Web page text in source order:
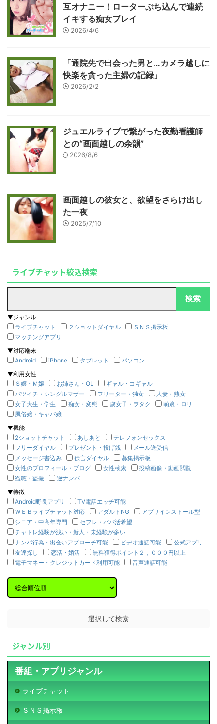
互オナニー！ローターぶち込んで連続
イキする痴女プレイ
2026/4/6
「通院先で出会った男と…カメラ越しに
快楽を貪った主婦の記録」
2026/2/2
ジュエルライブで繋がった夜勤看護師
との“画面越しの余韻”
2026/8/6
画面越しの彼女と、欲望をさらけ出し
た一夜
2025/7/10
ライブチャット絞込検索
▼ジャンル
ライブチャット
２ショットダイヤル
ＳＮＳ掲示板
マッチングアプリ
▼対応端末
Android
iPhone タブレット
パソコン
▼利用女性
Ｓ嬢・Ｍ嬢
お姉さん・OL
ギャル・コギャル
バツイチ・シングルマザー
フリーター・独女
人妻・熟女
女子大生・学生
痴女・変態 腐女子・ヲタク
萌娘・ロリ
風俗嬢・キャバ嬢
▼機能
2ショットチャット
あしあと
テレフォンセックス
フリーダイヤル
プレゼント・投げ銭
メール送受信
メッセージ書込み
伝言ダイヤル
募集掲示板
女性のプロフィール・ブログ
女性検索
投稿画像・動画閲覧
盗聴・盗撮
逆ナンパ
▼特徴
Android野良アプリ
TV電話エッチ可能
ＷＥＢライブチャット対応
アダルトNG
アプリインストール型
シニア・中高年専門
セフレ・パパ活希望
チャトレ経験が浅い・新人・未経験が多い
ナンパ行為・出会いアプローチ可能
ビデオ通話可能
公式アプリ
友達探し
恋活・婚活
無料獲得ポイント２，０００円以上
電子マネー・クレジットカード利用可能
音声通話可能
ジャンル別
番組・アプリジャンル
ライブチャット
ＳＮＳ掲示板